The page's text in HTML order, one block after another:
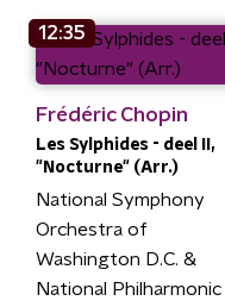
12:35
Frédéric Chopin
Les Sylphides - deel II,
"Nocturne" (Arr.)
National Symphony
Orchestra of
Washington D.C. &
National Philharmonic